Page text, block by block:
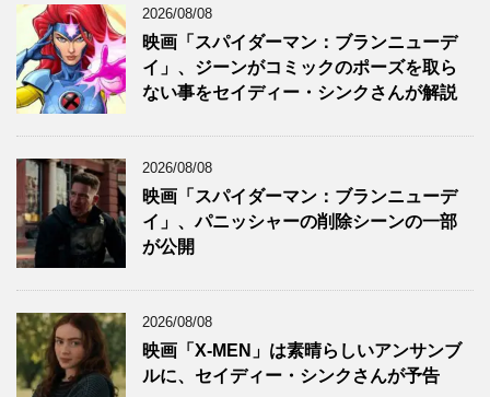
2026/08/08
映画「スパイダーマン：ブランニューデ
イ」、ジーンがコミックのポーズを取ら
ない事をセイディー・シンクさんが解説
2026/08/08
映画「スパイダーマン：ブランニューデ
イ」、パニッシャーの削除シーンの一部
が公開
2026/08/08
映画「X-MEN」は素晴らしいアンサンブ
ルに、セイディー・シンクさんが予告